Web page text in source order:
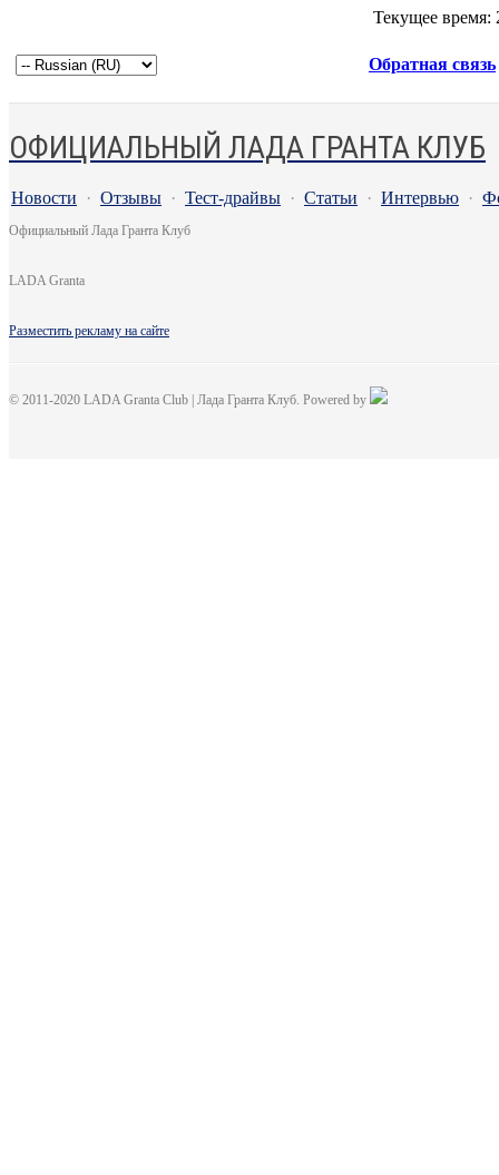
Текущее время:
Обратная связь
ОФИЦИАЛЬНЫЙ ЛАДА ГРАНТА КЛУБ
Новости · Отзывы · Тест-драйвы · Статьи · Интервью ·
Официальный Лада Гранта Клуб
LADA Granta
Разместить рекламу на сайте
© 2011-2020 LADA Granta Club | Лада Гранта Клуб. Powered by